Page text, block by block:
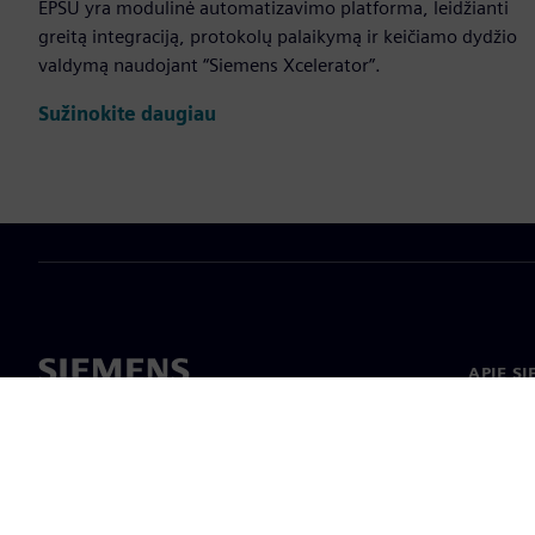
EPSU yra modulinė automatizavimo platforma, leidžianti
greitą integraciją, protokolų palaikymą ir keičiamo dydžio
valdymą naudojant “Siemens Xcelerator”.
Sužinokite daugiau
APIE